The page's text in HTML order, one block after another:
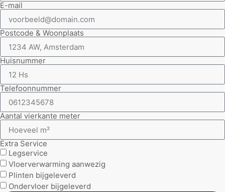
E-mail
Postcode & Woonplaats
Huisnummer
Telefoonnummer
Aantal vierkante meter
Extra Service
Legservice
Vloerverwarming aanwezig
Plinten bijgeleverd
Ondervloer bijgeleverd